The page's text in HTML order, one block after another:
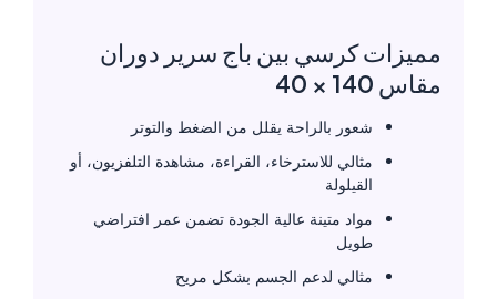
مميزات كرسي بين باج سرير دوران
مقاس 140 × 40
شعور بالراحة يقلل من الضغط والتوتر
مثالي للاسترخاء، القراءة، مشاهدة التلفزيون، أو
القيلولة
مواد متينة عالية الجودة تضمن عمر افتراضي
طويل
مثالي لدعم الجسم بشكل مريح